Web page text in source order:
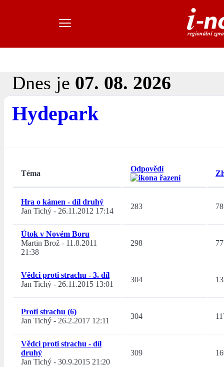
Dnes je 07. 08. 2026
Hydepark
Téma
Odpovědí
Hra o kámen - díl druhý
Jan Tichý - 26.11.2012 17:14
283
Útok v Novém Boru
Martin Brož - 11.8.2011
21:38
298
Vědci proti strachu - 3. díl
Jan Tichý - 26.11.2015 13:01
304
Proti strachu (6)
Jan Tichý - 26.2.2017 12:11
304
Vědci proti strachu - díl
druhý
Jan Tichý - 30.9.2015 21:20
309